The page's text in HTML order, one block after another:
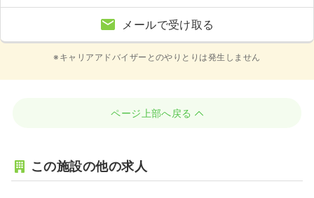
メールで受け取る
※キャリアアドバイザーとのやりとりは発生しません
ページ上部へ戻る
この施設の他の求人